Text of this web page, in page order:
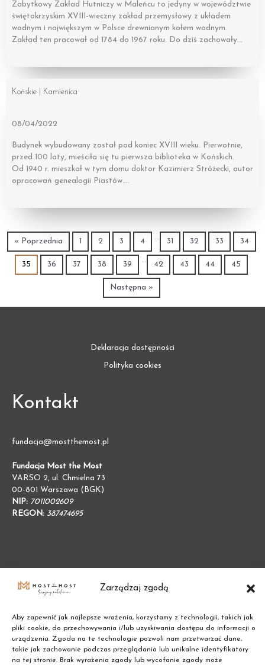
Zarządzaj zgodą
Aby zapewnić jak najlepsze wrażenia, korzystamy z technologii, takich jak
pliki cookie, do przechowywania i/lub uzyskiwania dostępu do informacji o
urządzeniu. Zgoda na te technologie pozwoli nam przetwarzać dane,
takie jak zachowanie podczas przeglądania lub unikalne identyfikatory
na tej stronie. Brak wyrażenia zgody lub wycofanie zgody może
Zabytkowy Zakład Hutniczy w Maleńcu to jedyny w województwie
świętokrzyskim XVIII-wieczny zakład przemysłowy z układem
wodnym i największym w Polsce drewnianym kołem wodnym.
Zakład ten pracował od 1784 do 1967 roku. Do dziś zachowały…
Końskie | Kamienica
08/04/2022
Budynek wybudowany został pod koniec XVIII wieku. Pierwotnie,
przed 100 laty, mieściła się tu pierwsza biblioteka w Końskich.
Od 1940 r. mieszkał w tym domu doktor Kazimierz Stróżecki, autor
opracowań genealogii Piastów….
« Poprzednia 2 3 4
…
31 32 33 34
35 36 37 38 39
…
42 43 44 45
Następna »
Deklaracja dostępności
Polityka cookies
Kontakt
fundacja@mostthemost.pl
Fundacja Most the Most
VARSO 2, ul. Chmielna 73
00-801 Warszawa (BGK)
NIP: 7011002609
REGON: 387474695